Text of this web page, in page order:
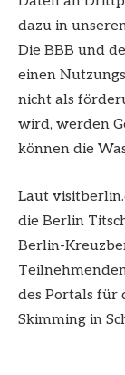
dazu in
Die BBB und
einen
nicht als
wird, werden
können die
Laut
die Berlin
Berlin-
des Portals für
Skimming in